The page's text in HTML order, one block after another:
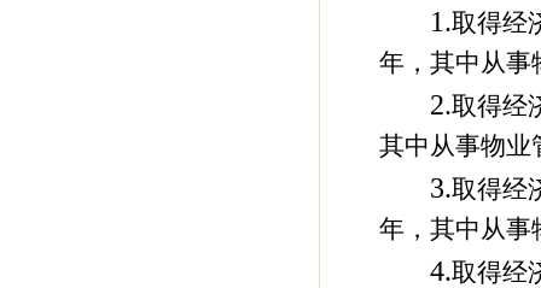
1.取得经
年，其中从事
2.取得经
其中从事物业
3.取得经
年，其中从事
4.取得经